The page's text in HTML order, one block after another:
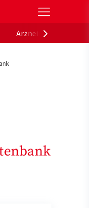
der